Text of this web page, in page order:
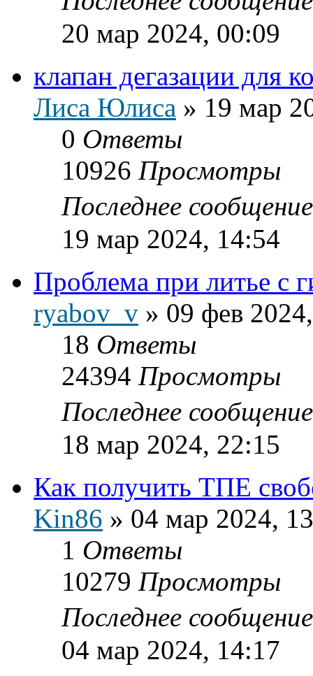
20 мар 2024, 00:09
клапан дегазации для
Лиса Юлиса » 19 мар
0 Ответы
10926 Просмотры
Последнее
19 мар 2024, 14:54
Проблема при литье с
ryabov_v » 09 фев
18 Ответы
24394 Просмотры
Последнее
18 мар 2024, 22:15
Как получить ТПЕ
Kin86 » 04 мар 2024,
1 Ответы
10279 Просмотры
Последнее
04 мар 2024, 14:17